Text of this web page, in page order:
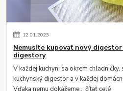
12.01.2023
Nemusíte kupovať nový
digestory
V každej kuchyni sa okrem
kuchynský digestor a v každej
Vďaka nemu dokážeme...čítať celé